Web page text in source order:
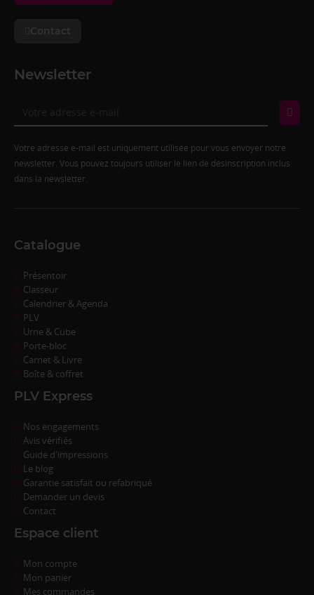
Contact
Newsletter
Votre adresse e-mail est uniquement utilisée pour vous envoyer notre
newsletter. Vous pouvez toujours utiliser le lien de désinscription inclus
dans la newsletter.
Catalogue
Présentoir
Classeur
Calendrier & Agenda
PLV
Urne & Cube
Porte-bloc
Carnet & Livre
Boîte & coffret
PLV Express
Nos engagements
Avis vérifiés
Guide d'impressions
Le blog
Garantie satisfait ou refabriqué
Demander un devis
Contact
Espace client
Mon compte
Mon panier
Mes commandes